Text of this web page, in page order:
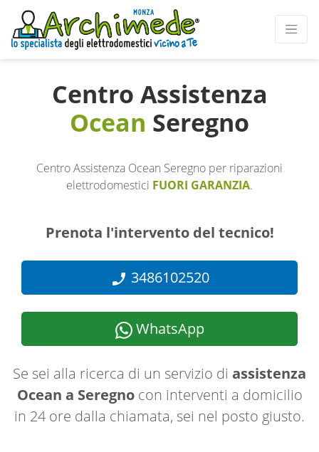
Centro Assistenza
Ocean Seregno
Centro Assistenza Ocean Seregno per riparazioni
elettrodomestici FUORI GARANZIA.
Prenota l'intervento del tecnico!
3486102520
WhatsApp
Se sei alla ricerca di un servizio di assistenza
Ocean a Seregnocon interventi a domicilio
in 24 ore dalla chiamata, sei nel posto giusto.